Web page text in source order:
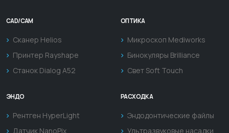
CAD/CAM
Сканер Helios
Принтер Rayshape
Станок Dialog A52
ОПТИКА
Микроскоп Mediworks
Бинокуляры Brilliance
Свет Soft Touch
ЭНДО
Рентген HyperLight
Датчик NanoPix
РАСХОДКА
Эндодонтические файлы
Ультразвуковые насадки